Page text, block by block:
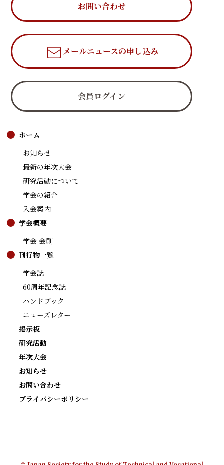
お問い合わせ
メールニュースの申し込み
会員ログイン
ホーム
お知らせ
最新の年次大会
研究活動について
学会の紹介
入会案内
学会概要
学会 会則
刊行物一覧
学会誌
60周年記念誌
ハンドブック
ニューズレター
掲示板
研究活動
年次大会
お知らせ
お問い合わせ
プライバシーポリシー